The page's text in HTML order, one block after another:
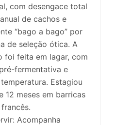
com desengace total
de cachos e
“bago a bago” por
de seleção ótica. A
foi feita em lagar, com
fermentativa e
Estagiou
12 meses em barricas
Acompanha